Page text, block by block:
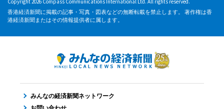
Copyright 2026 Compass Communications International Ltd. All rights reserved.
香港経済新聞に掲載の記事・写真・図表などの無断転載を禁止します。 著作権は香
港経済新聞またはその情報提供者に属します。
みんなの経済新聞ネットワーク